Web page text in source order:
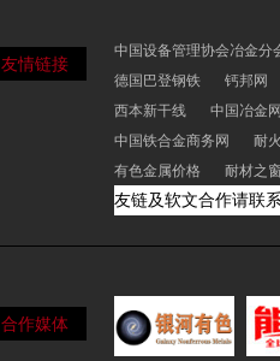
友情链接
中国设备管理协会冶金分
德国巴登钢铁
钙邦网
西本新干线
中国冶金
中国铁合金商务网
耐
有色金属价格
耐材之
友链及软文合作请联
合作媒体